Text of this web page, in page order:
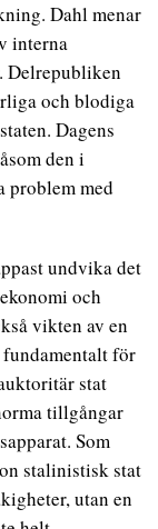
Dahl menar
interna
Delrepubliken
och blodiga
Dagens
den i
problem med
undvika det
och
vikten av en
fundamentalt för
stat
tillgångar
Som
stalinistisk stat
utan en